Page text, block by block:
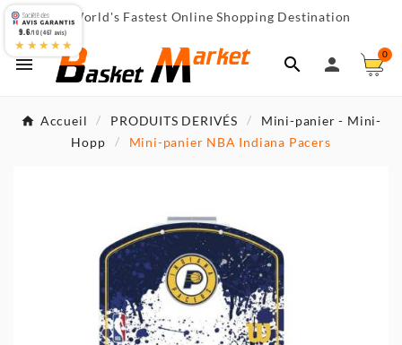
 World's Fastest Online Shopping Destination
  
0
Accueil PRODUITS DERIVÉS
Mini-panier - Mini-
Hopp
Mini-panier NBA Indiana Pacers
9.6/10 (467 avis)
★★★★★